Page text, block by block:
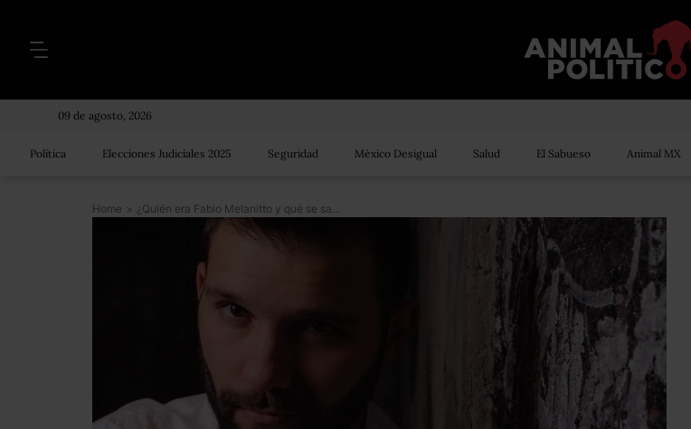
09 de agosto, 2026
Política Elecciones Judiciales 2025 Seguridad México Desigual Salud El Sabueso Animal MX
Home > ¿Quién era Fabio Melanitto y qué se sabe hasta ahora de su asesinato en la CDMX?